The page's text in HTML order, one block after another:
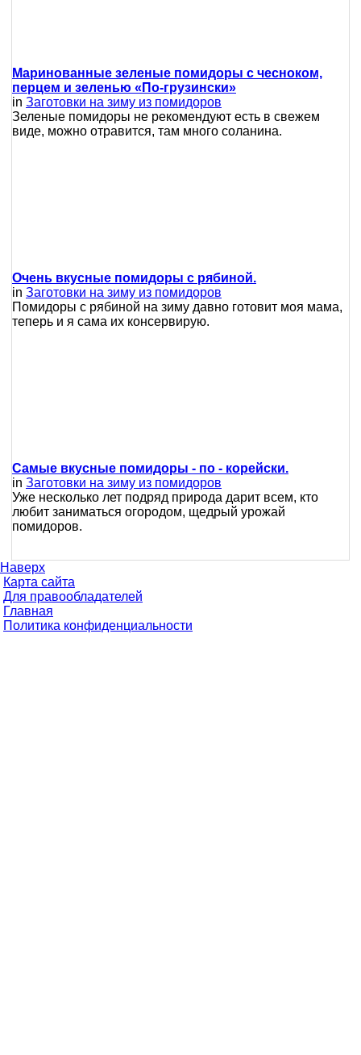
Маринованные зеленые помидоры с чесноком,
перцем и зеленью «По-грузински»
in Заготовки на зиму из помидоров
Зеленые помидоры не рекомендуют есть в свежем
виде, можно отравится, там много соланина.
Очень вкусные помидоры с рябиной.
in Заготовки на зиму из помидоров
Помидоры с рябиной на зиму давно готовит моя мама,
теперь и я сама их консервирую.
Самые вкусные помидоры - по - корейски.
in Заготовки на зиму из помидоров
Уже несколько лет подряд природа дарит всем, кто
любит заниматься огородом, щедрый урожай
помидоров.
Наверх
Карта сайта
Для правообладателей
Главная
Политика конфиденциальности